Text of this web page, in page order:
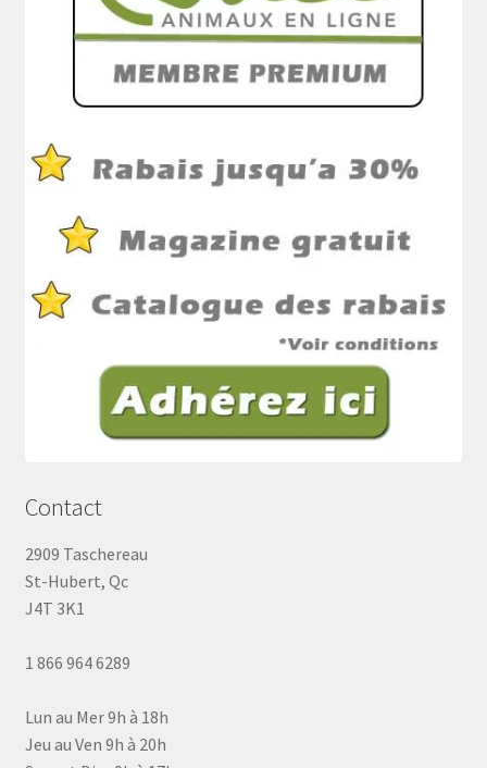
Contact
2909 Taschereau
St-Hubert, Qc
J4T 3K1
1 866 964 6289
Lun au Mer 9h à 18h
Jeu au Ven 9h à 20h